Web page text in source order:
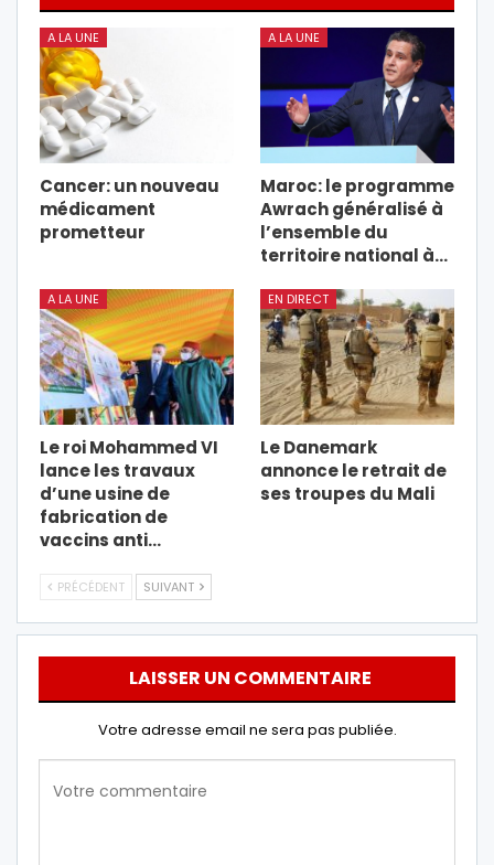
A LA UNE
Cancer: un nouveau
médicament
prometteur
A LA UNE
Maroc: le programme
Awrach généralisé à
l’ensemble du
territoire national à…
A LA UNE
Le roi Mohammed VI
lance les travaux
d’une usine de
fabrication de
vaccins anti…
EN DIRECT
Le Danemark
annonce le retrait de
ses troupes du Mali
PRÉCÉDENT SUIVANT
LAISSER UN COMMENTAIRE
Votre adresse email ne sera pas publiée.